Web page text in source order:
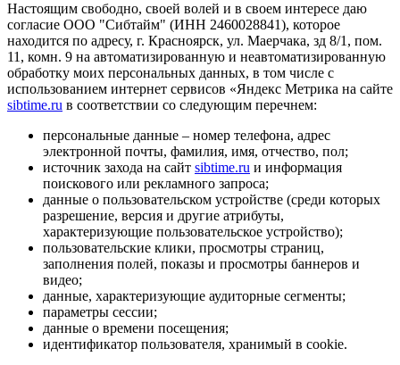
Настоящим свободно, своей волей и в своем интересе даю
согласие ООО "Сибтайм" (ИНН 2460028841), которое
находится по адресу, г. Красноярск, ул. Маерчака, зд 8/1, пом.
11, комн. 9 на автоматизированную и неавтоматизированную
обработку моих персональных данных, в том числе с
использованием интернет сервисов «Яндекс Метрика на сайте
sibtime.ru в соответствии со следующим перечнем:
персональные данные – номер телефона, адрес
электронной почты, фамилия, имя, отчество, пол;
источник захода на сайт sibtime.ru и информация
поискового или рекламного запроса;
данные о пользовательском устройстве (среди которых
разрешение, версия и другие атрибуты,
характеризующие пользовательское устройство);
пользовательские клики, просмотры страниц,
заполнения полей, показы и просмотры баннеров и
видео;
данные, характеризующие аудиторные сегменты;
параметры сессии;
данные о времени посещения;
идентификатор пользователя, хранимый в cookie.